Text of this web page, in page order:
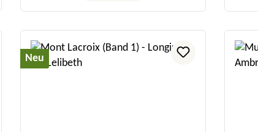
Neu